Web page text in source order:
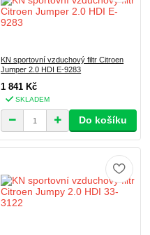
KN sportovní vzduchový filtr Citroen
Jumper 2.0 HDI E-9283
1 841 Kč
SKLADEM
Do košíku